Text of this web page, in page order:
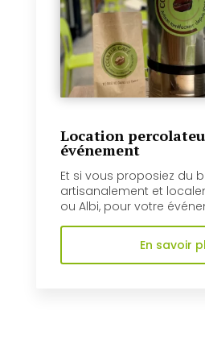
Location
événement
Et si vous proposiez du
artisanalement et
ou Albi, pour votre
En savoir